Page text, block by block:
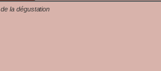
la dégustation